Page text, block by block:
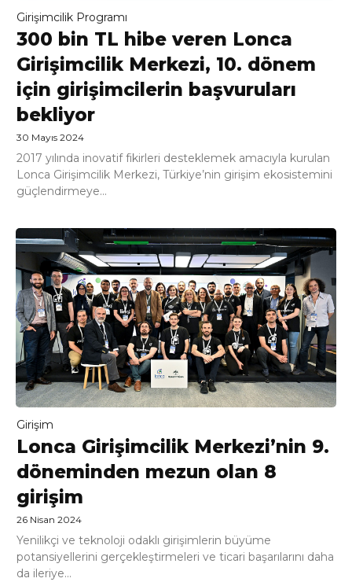
Girişimcilik Programı
300 bin TL hibe veren Lonca
Girişimcilik Merkezi, 10. dönem
için girişimcilerin başvuruları
bekliyor
30 Mayıs 2024
2017 yılında inovatif fikirleri desteklemek amacıyla kurulan
Lonca Girişimcilik Merkezi, Türkiye’nin girişim ekosistemini
güçlendirmeye...
Girişim
Lonca Girişimcilik Merkezi’nin 9.
döneminden mezun olan 8
girişim
26 Nisan 2024
Yenilikçi ve teknoloji odaklı girişimlerin büyüme
potansiyellerini gerçekleştirmeleri ve ticari başarılarını daha
da ileriye...